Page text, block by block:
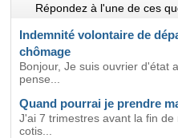
Répondez à l'une de ces
Indemnité volontaire de
chômage
Bonjour, Je suis ouvrier d'état
pense...
Quand pourrai je prendre
J'ai 7 trimestres avant la fin
cotis...